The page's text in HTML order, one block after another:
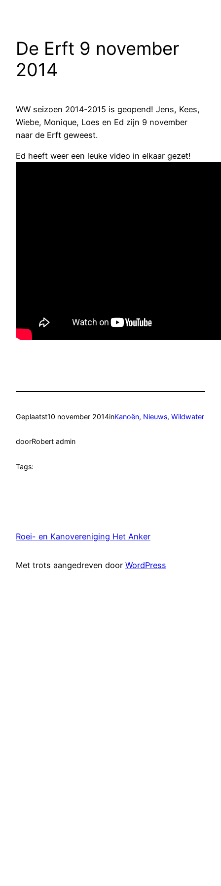
De Erft 9 november
2014
WW seizoen 2014-2015 is geopend! Jens, Kees,
Wiebe, Monique, Loes en Ed zijn 9 november
naar de Erft geweest.
Ed heeft weer een leuke video in elkaar gezet!
Geplaatst10 november 2014inKanoën, Nieuws, Wildwater
doorRobert admin
Tags:
Roei- en Kanovereniging Het Anker
Met trots aangedreven door WordPress